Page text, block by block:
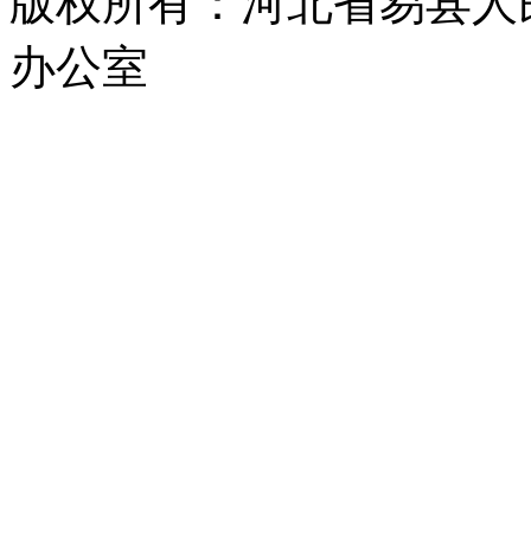
办公室